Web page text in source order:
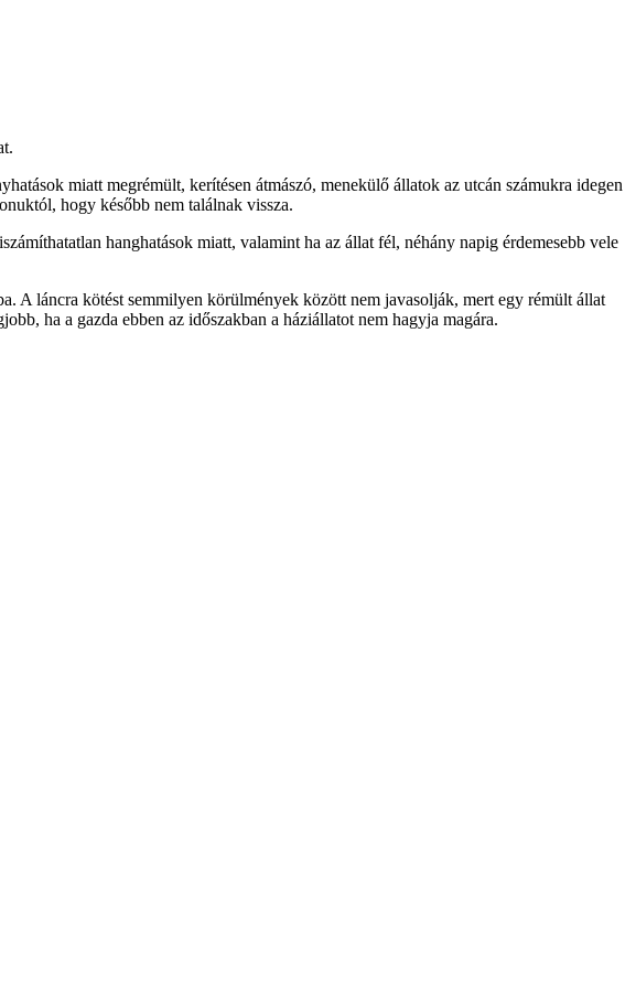
miatt megrémült, kerítésen átmászó, menekülő állatok az utcán számukra idegen
hogy később nem találnak vissza.
hanghatások miatt, valamint ha az állat fél, néhány napig érdemesebb vele
A láncra kötést semmilyen körülmények között nem javasolják, mert egy rémült állat
ha a gazda ebben az időszakban a háziállatot nem hagyja magára.